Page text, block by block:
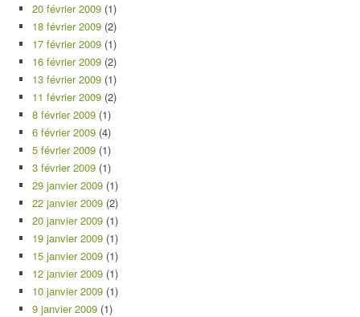
20 février 2009 (1)
18 février 2009 (2)
17 février 2009 (1)
16 février 2009 (2)
13 février 2009 (1)
11 février 2009 (2)
8 février 2009 (1)
6 février 2009 (4)
5 février 2009 (1)
3 février 2009 (1)
29 janvier 2009 (1)
22 janvier 2009 (2)
20 janvier 2009 (1)
19 janvier 2009 (1)
15 janvier 2009 (1)
12 janvier 2009 (1)
10 janvier 2009 (1)
9 janvier 2009 (1)